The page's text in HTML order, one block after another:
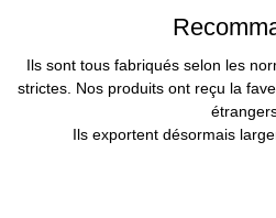
Ils sont tous fabriqués selon les
strictes. Nos produits ont reçu la
Ils exportent désormais